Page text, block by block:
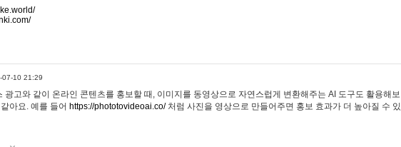
07-10 21:29
광고와 같이 온라인 콘텐츠를 홍보할 때, 이미지를 동영상으로 자연스럽게 변환해주는 AI 도구도 활용해보
아요. 예를 들어 https://phototovideoai.co/처럼 사진을 영상으로 만들어주면 홍보 효과가 더 높아질 수 있